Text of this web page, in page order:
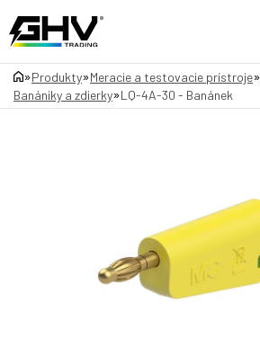
»Produkty»Meracie a testovacie prístroje»
Banániky a zdierky»LQ-4A-30 - Banánek